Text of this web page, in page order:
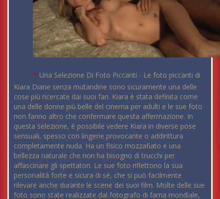
- Una Selezione Di Foto Piccanti - Le foto piccanti di
Kiara Diane senza mutandine sono sicuramente una delle
cose più ricercate dai suoi fan. Kiara è stata definita come
una delle donne più belle del cinema per adulti e le sue foto
non fanno altro che confermare questa affermazione. In
questa selezione, è possibile vedere Kiara in diverse pose
sensuali, spesso con lingerie provocante o addirittura
completamente nuda. Ha un fisico mozzafiato e una
bellezza naturale che non ha bisogno di trucchi per
affascinare gli spettatori. Le sue foto riflettono la sua
personalità forte e sicura di sé, che si può facilmente
rilevare anche durante le scene dei suoi film. Molte delle sue
foto sono state realizzate dal fotografo di fama mondiale,